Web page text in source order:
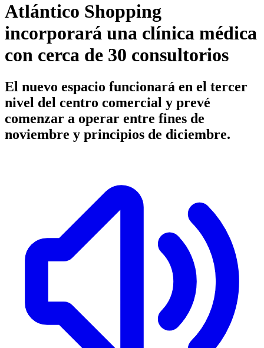
Atlántico Shopping
incorporará una clínica médica
con cerca de 30 consultorios
El nuevo espacio funcionará en el tercer
nivel del centro comercial y prevé
comenzar a operar entre fines de
noviembre y principios de diciembre.